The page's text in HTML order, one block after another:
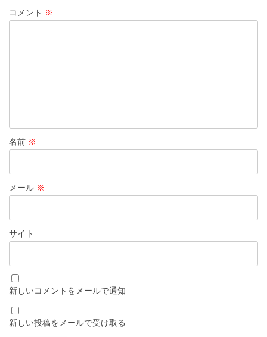
コメント ※
名前 ※
メール ※
サイト
新しいコメントをメールで通知
新しい投稿をメールで受け取る